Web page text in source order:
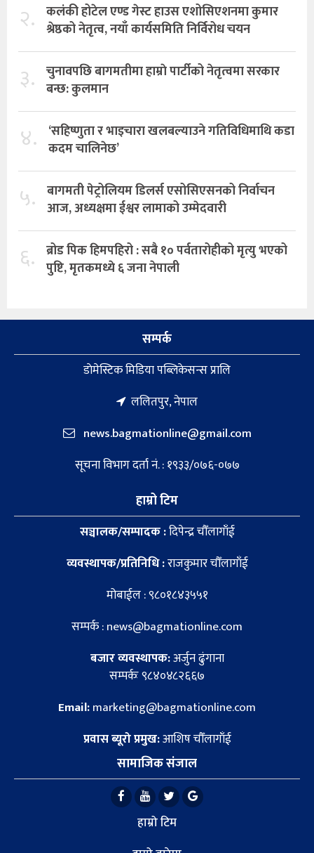
२. कलंकी होटेल एण्ड गेस्ट हाउस एशोसिएशनमा कुमार
श्रेष्ठको नेतृत्व, नयाँ कार्यसमिति निर्विरोध चयन
३. चुनावपछि बागमतीमा हाम्राे पार्टीको नेतृत्वमा सरकार
बन्छ: कुलमान
४. ‘सहिष्णुता र भाइचारा खलबल्याउने गतिविधिमाथि कडा
कदम चालिनेछ’
५. बागमती पेट्रोलियम डिलर्स एसोसिएसनको निर्वाचन
आज, अध्यक्षमा ईश्वर लामाको उम्मेदवारी
६. ब्रोड पिक हिमपहिरो : सबै १० पर्वतारोहीको मृत्यु भएको
पुष्टि, मृतकमध्ये ६ जना नेपाली
सम्पर्क
डाेमेस्टिक मिडिया पब्लिकेसन्स प्रालि
ललितपुर, नेपाल
news.bagmationline@gmail.com
सूचना विभाग दर्ता नं. : १९३३/०७६-०७७
हाम्रो टिम
सञ्चालक/सम्पादक :दिपेन्द्र चौँलागाँई
व्यवस्थापक/प्रतिनिधि :राजकुमार चौँलागाँई
मोबाईल : ९८०१८४३५५१
सम्पर्क : news@bagmationline.com
बजार व्यवस्थापक:अर्जुन ढुंगाना
सम्पर्कः ९८४०४८२६६७
Email:marketing@bagmationline.com
प्रवास ब्यूरो प्रमुख:आशिष चौँलागाँई
सामाजिक संजाल
हाम्रो टिम